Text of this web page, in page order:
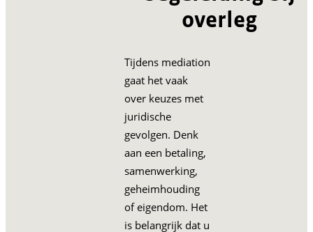
overleg
Tijdens mediation
gaat het vaak
over keuzes met
juridische
gevolgen. Denk
aan een betaling,
samenwerking,
geheimhouding
of eigendom. Het
is belangrijk dat u